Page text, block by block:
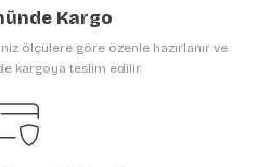
Kargo
ölçülere göre özenle hazırlanır ve
kargoya teslim edilir.